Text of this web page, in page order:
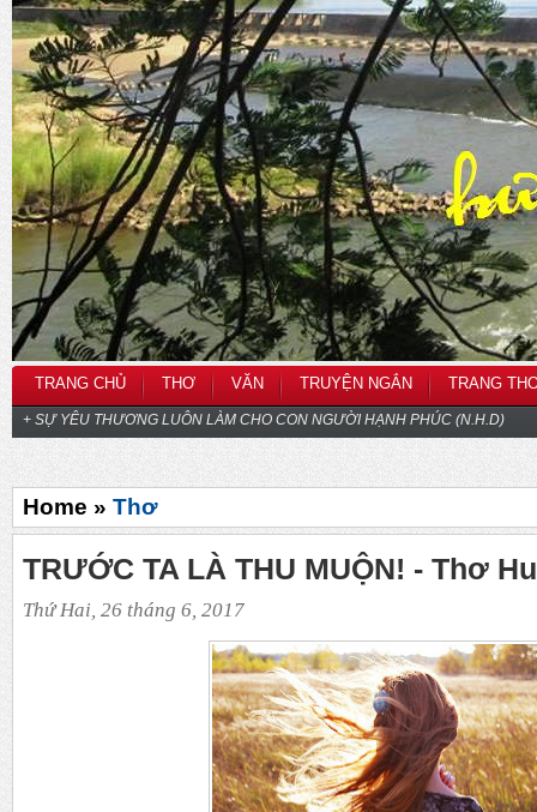
TRANG CHỦ THƠ VĂN TRUYỆN NGẮN TRANG
+ SỰ YÊU THƯƠNG LUÔN LÀM CHO CON NGƯỜI HẠNH PHÚC (N.H.D)
Home » Thơ
TRƯỚC TA LÀ THU MUỘN! - Thơ
Thứ Hai, 26 tháng 6, 2017